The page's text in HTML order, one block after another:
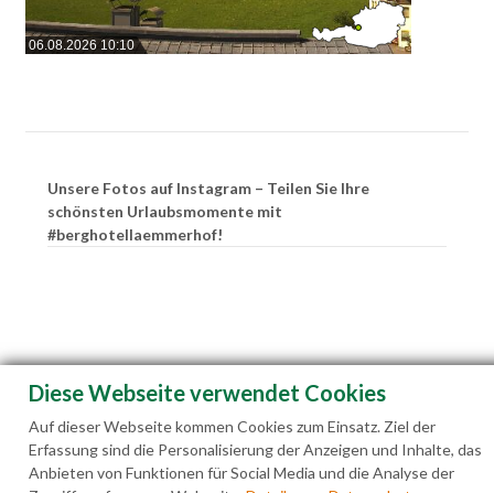
06.08.2026 10:10
Unsere Fotos auf Instagram – Teilen Sie Ihre
schönsten Urlaubsmomente mit
#berghotellaemmerhof!
Diese Webseite verwendet Cookies
Auf dieser Webseite kommen Cookies zum Einsatz. Ziel der
Erfassung sind die Personalisierung der Anzeigen und Inhalte, das
Anbieten von Funktionen für Social Media und die Analyse der